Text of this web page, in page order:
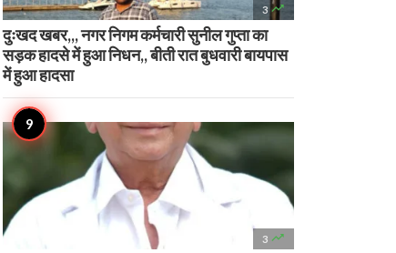
3 
दुःखद खबर,,, नगर निगम कर्मचारी सुनील गुप्ता का
सड़क हादसे में हुआ निधन,, बीती रात बुधवारी बायपास
में हुआ हादसा
3 